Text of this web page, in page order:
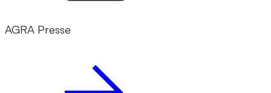
AGRA Presse